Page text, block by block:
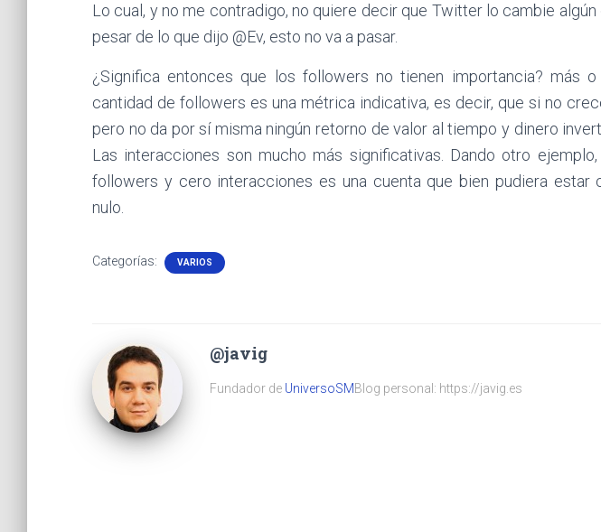
Lo cual, y no me contradigo, no quiere decir que Twitter lo cambie algún
pesar de lo que dijo @Ev, esto no va a pasar.
¿Significa entonces que los followers no tienen importancia? más
cantidad de followers es una métrica indicativa, es decir, que si no
pero no da por sí misma ningún retorno de valor al tiempo y dinero
Las interacciones son mucho más significativas. Dando otro
followers y cero interacciones es una cuenta que bien pudiera estar
nulo.
Categorías: VARIOS
@javig
Fundador de UniversoSMBlog personal: https://javig.es